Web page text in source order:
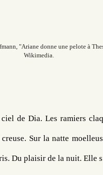
"Ariane donne une pelote à
Wikimedia.
de Dia. Les ramiers
Sur la natte
Du plaisir de la nuit. Elle